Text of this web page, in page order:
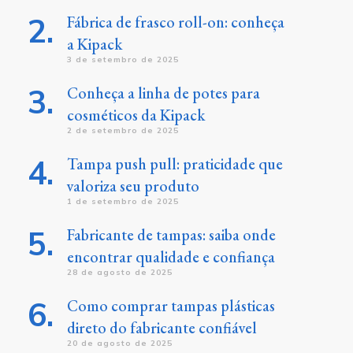
Fábrica de frasco roll-on: conheça
a Kipack
3 de setembro de 2025
Conheça a linha de potes para
cosméticos da Kipack
2 de setembro de 2025
Tampa push pull: praticidade que
valoriza seu produto
1 de setembro de 2025
Fabricante de tampas: saiba onde
encontrar qualidade e confiança
28 de agosto de 2025
Como comprar tampas plásticas
direto do fabricante confiável
20 de agosto de 2025